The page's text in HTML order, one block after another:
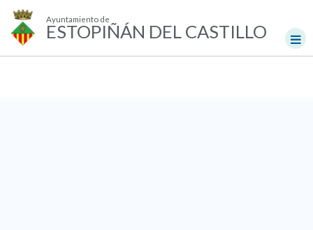
Ayuntamiento de
ESTOPIÑÁN DEL CASTILLO